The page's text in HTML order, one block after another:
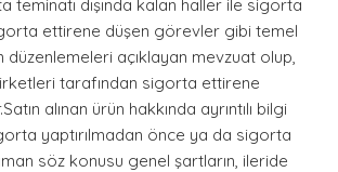
teminatı dışında kalan haller ile sigorta
ettirene düşen görevler gibi temel
düzenlemeleri açıklayan mevzuat olup,
tarafından sigorta ettirene
alınan ürün hakkında ayrıntılı bilgi
yaptırılmadan önce ya da sigorta
söz konusu genel şartların, ileride